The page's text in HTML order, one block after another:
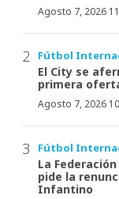
Agosto 7, 2026
Fútbol
El City se
primera
Agosto 7, 2026
Fútbol
La
pide la
Infantino